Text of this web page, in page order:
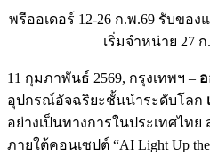
พรีออเดอร์ 12-26 ก.พ.69 รับขอ
เริ่มจำหน่าย 27
11 กุมภาพันธ์ 2569, กรุงเทพฯ –
อุปกรณ์อัจฉริยะชั้นนำระดับโลก
อย่างเป็นทางการในประเทศไท
ภายใต้คอนเซปต์ “AI Light Up